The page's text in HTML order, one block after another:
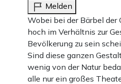
Melden
Wobei bei der Bärbel
hoch im Verhältnis zur
Bevölkerung zu sein
Sind diese ganzen
wenig von der Natur
alle nur ein großes